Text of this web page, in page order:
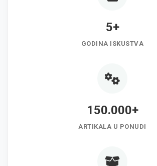
5+
GODINA ISKUSTVA
150.000+
ARTIKALA U PONUDI